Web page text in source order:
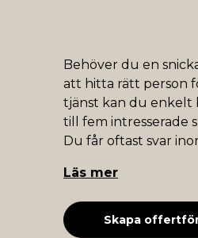
Behöver du en
att hitta rätt person
tjänst kan du enkelt
till fem intresserade
Du får oftast svar
Läs mer
Skapa